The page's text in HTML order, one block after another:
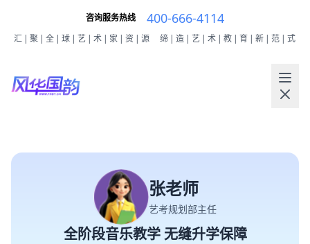
咨询服务热线 400-666-4114
汇|聚|全|球|艺|术|家|资|源 缔|造|艺|术|教|育|新|范|式
张老师
艺考规划部主任
全阶段音乐教学 无缝升学保障